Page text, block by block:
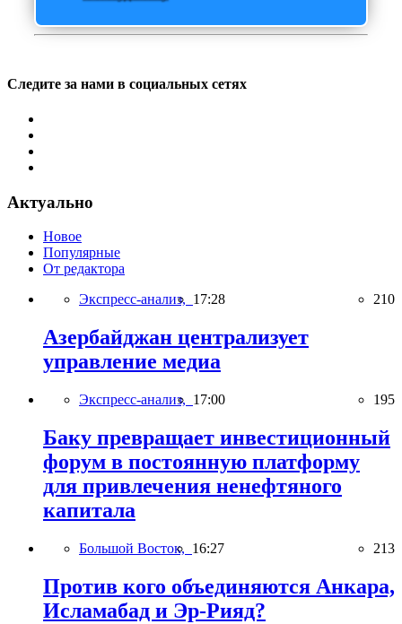
Следите за нами в социальных сетях
Актуально
Новое
Популярные
От редактора
Экспресс-анализ, 17:28 210
Азербайджан централизует
управление медиа
Экспресс-анализ, 17:00 195
Баку превращает инвестиционный
форум в постоянную платформу
для привлечения ненефтяного
капитала
Большой Восток, 16:27 213
Против кого объединяются Анкара,
Исламабад и Эр-Рияд?